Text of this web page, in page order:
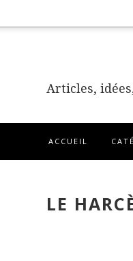
Articles,
ACCUEIL
LE